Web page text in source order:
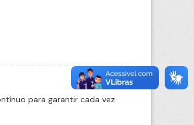
para garantir cada vez